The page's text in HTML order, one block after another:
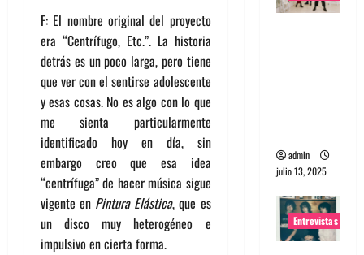
F: El nombre original del proyecto
era “Centrífugo, Etc.”. La historia
detrás es un poco larga, pero tiene
que ver con el sentirse adolescente
y esas cosas. No es algo con lo que
me sienta particularmente
identificado hoy en día, sin
embargo creo que esa idea
“centrífuga” de hacer música sigue
vigente en Pintura Elástica, que es
un disco muy heterogéneo e
impulsivo en cierta forma.
admin
julio 13, 2025
Entrevistas